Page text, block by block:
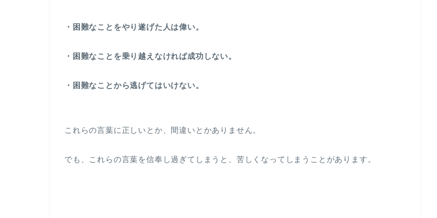
・困難なことをやり遂げた人は偉い。
・困難なことを乗り越えなければ成功しない。
・困難なことから逃げてはいけない。
これらの言葉に正しいとか、間違いとかありません。
でも、これらの言葉を信奉し過ぎてしまうと、苦しくなってしまうことがあります。